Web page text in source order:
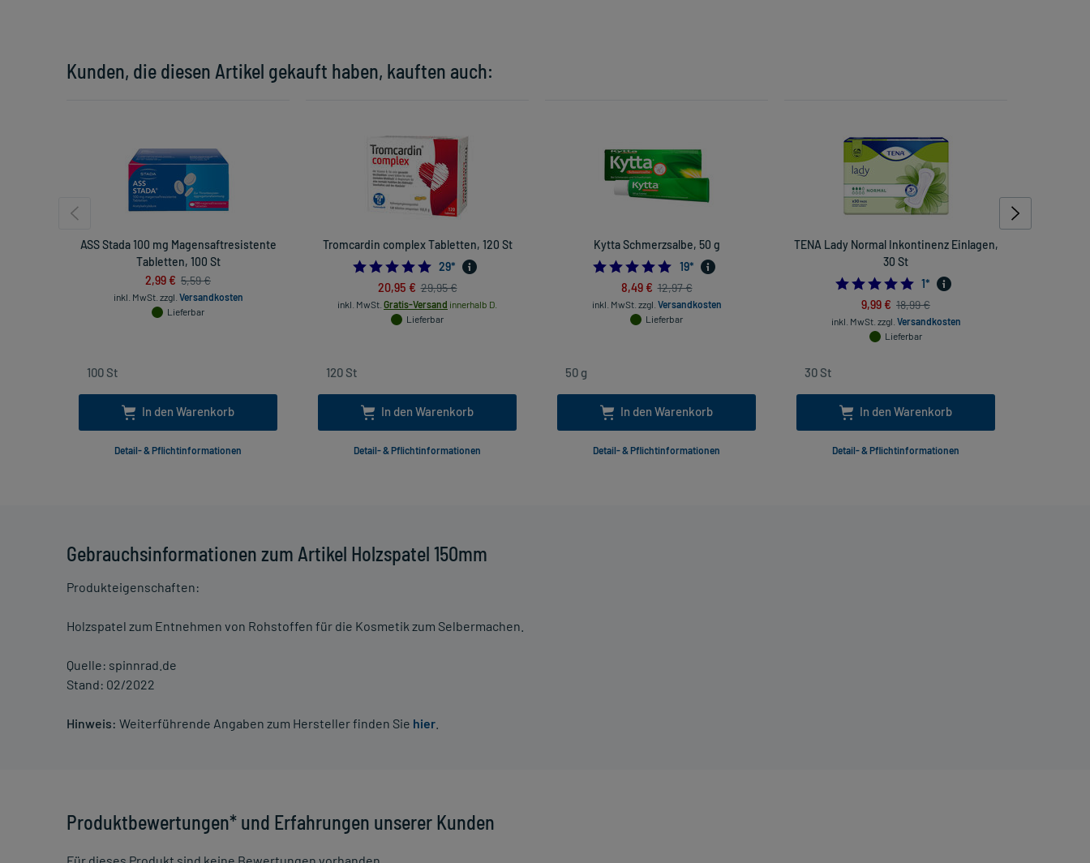
Gebrauchsinformationen zum Artikel Holzspatel 150mm
Produkteigenschaften:
Holzspatel zum Entnehmen von Rohstoffen für die Kosmetik zum Selbermachen.
Quelle: spinnrad.de
Stand: 02/2022
Hinweis: Weiterführende Angaben zum Hersteller finden Sie hier
Produktbewertungen* und Erfahrungen unserer Kunden
Kunden, die diesen Artikel gekauft haben, kauften auch:
ASS Stada 100 mg Magensaftresistente
Tabletten, 100 St
2,99 € 5,59 €
inkl. MwSt. zzgl. Versandkosten
Lieferbar
In den Warenkorb
Detail- & Pflichtinformationen
Tromcardin complex Tabletten, 120 St
4.793103448275862
29*
20,95 € 29,95 €
inkl. MwSt. Gratis-Versand innerhalb D.
Lieferbar
In den Warenkorb
Detail- & Pflichtinformationen
Kytta Schmerzsalbe, 50 g
4.947368421052632
19*
8,49 € 12,97 €
inkl. MwSt. zzgl. Versandkosten
Lieferbar
In den Warenkorb
Detail- & Pflichtinformationen
TENA Lady Normal Inkontinenz Einlagen,
30 St
5.0
1*
9,99 € 18,99 €
inkl. MwSt. zzgl. Versandkosten
Lieferbar
In den Warenkorb
Detail- & Pflichtinformationen